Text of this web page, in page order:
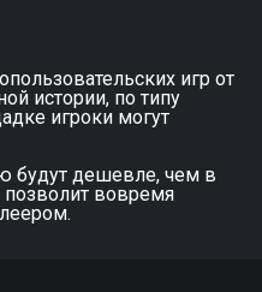
игр от
истории, по типу
игроки могут
будут дешевле, чем в
вовремя